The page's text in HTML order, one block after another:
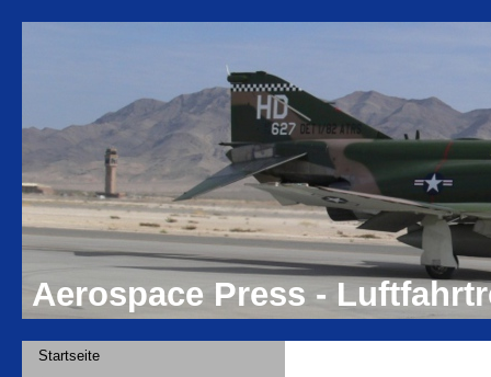
Aerospace Press -
Startseite